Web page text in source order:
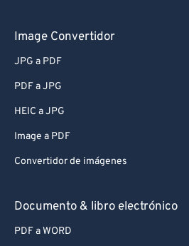
Image Convertidor
JPG a PDF
PDF a JPG
HEIC a JPG
Image a PDF
Convertidor de imágenes
Documento & libro electrónico
PDF a WORD